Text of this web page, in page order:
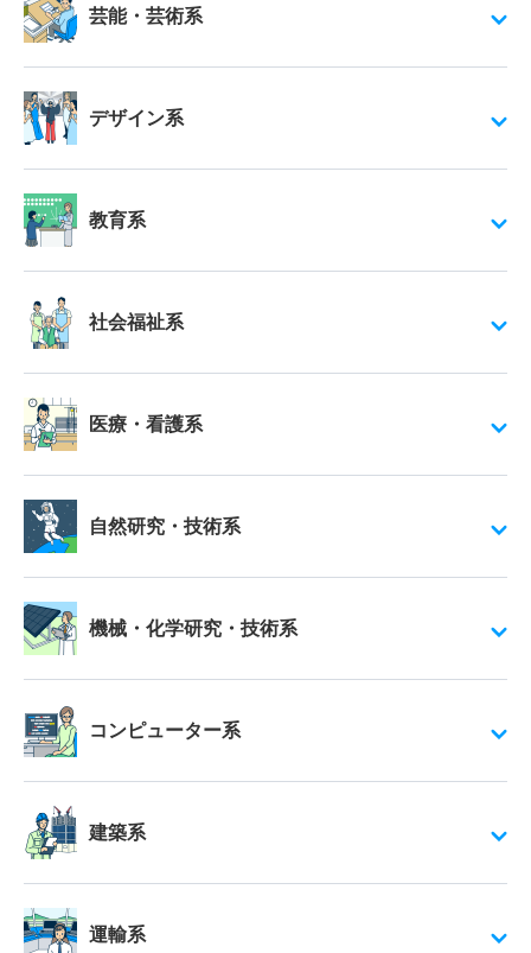
芸能・芸術系
デザイン系
教育系
社会福祉系
医療・看護系
自然研究・技術系
機械・化学研究・技術系
コンピューター系
建築系
運輸系